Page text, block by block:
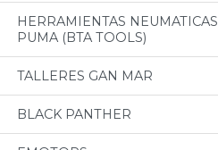
HERRAMIENTAS NEUMATICAS
PUMA (BTA TOOLS)
TALLERES GAN MAR
BLACK PANTHER